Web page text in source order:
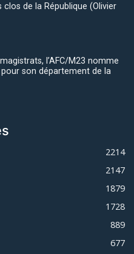
clos de la République (Olivier
l’AFC/M23 nomme
son département de la
2214
2147
1879
1728
889
677